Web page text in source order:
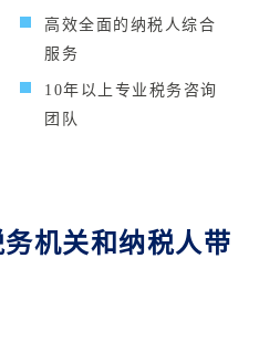
高效全面的纳税人综合
服务
10年以上专业税务咨询
团队
机关和纳税人带